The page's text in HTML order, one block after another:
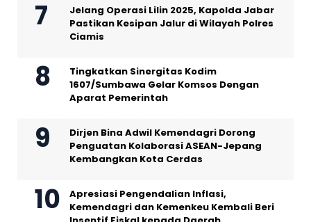
Jelang Operasi Lilin 2025, Kapolda Jabar
Pastikan Kesipan Jalur di Wilayah Polres
Ciamis
Tingkatkan Sinergitas Kodim
1607/Sumbawa Gelar Komsos Dengan
Aparat Pemerintah
Dirjen Bina Adwil Kemendagri Dorong
Penguatan Kolaborasi ASEAN-Jepang
Kembangkan Kota Cerdas
Apresiasi Pengendalian Inflasi,
Kemendagri dan Kemenkeu Kembali Beri